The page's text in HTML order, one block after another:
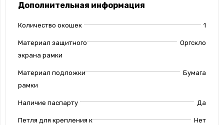
Дополнительная информация
Количество окошек 1
Материал защитного
экрана рамки
Оргскло
Материал подложки
рамки
Бумага
Наличие паспарту Да
Петля для крепления к
Нет